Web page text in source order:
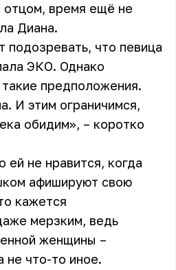
отцом, время ещё не
Диана.
что певица
ЭКО. Однако
предположения.
И этим ограничимся,
обидим», – коротко
ей не нравится, когда
афишируют свою
кажется
мерзким, ведь
женщины –
не что-то иное.